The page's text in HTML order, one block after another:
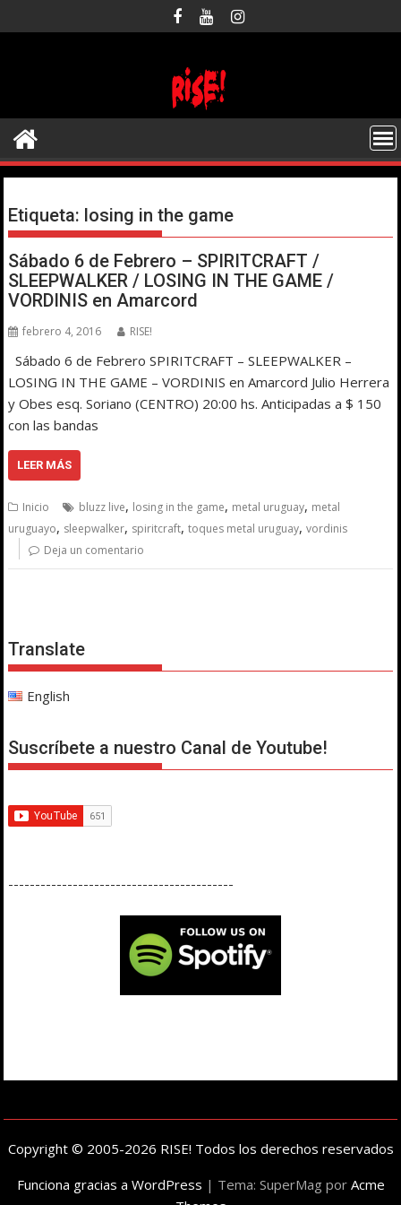
al
Etiqueta: losing in the game
Sábado 6 de Febrero – SPIRITCRAFT /
SLEEPWALKER / LOSING IN THE GAME /
VORDINIS en Amarcord
febrero 4, 2016 RISE!
Sábado 6 de Febrero SPIRITCRAFT – SLEEPWALKER –
LOSING IN THE GAME – VORDINIS en Amarcord Julio Herrera
y Obes esq. Soriano (CENTRO) 20:00 hs. Anticipadas a $ 150
con las bandas
LEER MÁS
Inicio bluzz live, losing in the game, metal uruguay, metal
uruguayo, sleepwalker, spiritcraft,toques metal uruguay,vordinis
Deja un comentario
Translate
English
Suscríbete a nuestro Canal de Youtube!
------------------------------------------
Copyright © 2005-2026 RISE! Todos los derechos reservados
Funciona gracias a WordPress | Tema: SuperMag por Acme